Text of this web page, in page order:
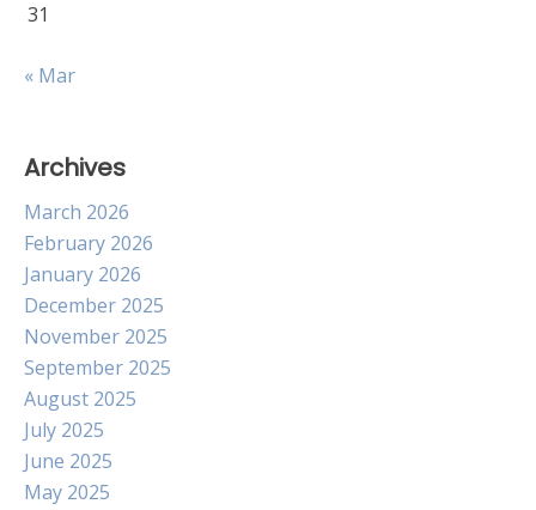
31
« Mar
Archives
March 2026
February 2026
January 2026
December 2025
November 2025
September 2025
August 2025
July 2025
June 2025
May 2025